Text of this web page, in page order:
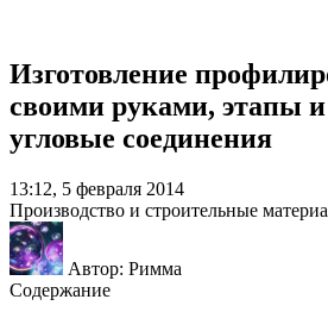
Изготовление
своими руками, этапы и
угловые соединения
13:12, 5 февраля 2014
Производство и строительные
Автор: Римма
Содержание